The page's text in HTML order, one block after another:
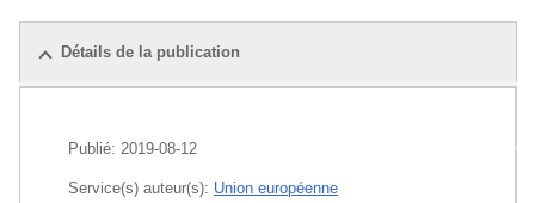
Détails de la publication
Pack
Publié: 2019-08-12
Service(s) auteur(s): Union européenne